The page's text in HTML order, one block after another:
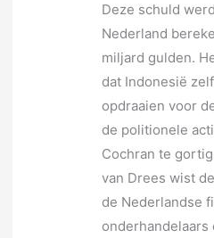
Deze schuld
Nederland
miljard gulden.
dat Indonesië
opdraaien voor
de politionele
Cochran te
van Drees wist
de Nederlandse
onderhandelaars